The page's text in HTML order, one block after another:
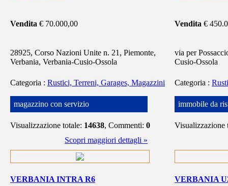
Vendita € 70.000,00
28925, Corso Nazioni Unite n. 21, Piemonte,
Verbania, Verbania-Cusio-Ossola
Categoria : Rustici, Terreni, Garages, Magazzini
magazzino con servizio
Visualizzazione totale: 14638, Commenti: 0
Scopri maggiori dettagli »
Vendita €
via per
Cusio-Ossola
Categoria :
immobile da
Visualizzazione
VERBANIA INTRA R6 VERBANIA